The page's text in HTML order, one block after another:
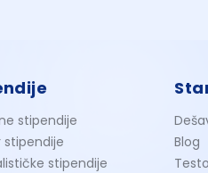
stipendije
stipendije
stipendije
Blog